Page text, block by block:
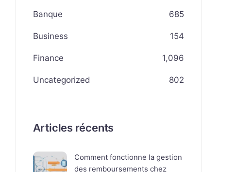
Banque 685
Business 154
Finance 1,096
Uncategorized 802
Articles récents
Comment fonctionne la gestion
des remboursements chez